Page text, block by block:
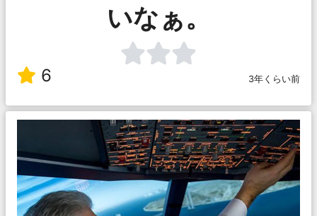
いなぁ。
6 3年くらい前